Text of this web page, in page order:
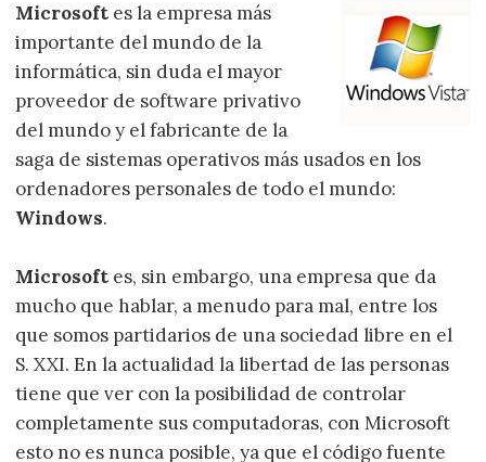
Microsoft es la empresa más
importante del mundo de la
informática, sin duda el mayor
proveedor de software privativo
del mundo y el fabricante de la
saga de sistemas operativos más usados en los
ordenadores personales de todo el mundo:
Windows.
Microsoft es, sin embargo, una empresa que da
mucho que hablar, a menudo para mal, entre los
que somos partidarios de una sociedad libre en el
S. XXI. En la actualidad la libertad de las personas
tiene que ver con la posibilidad de controlar
completamente sus computadoras, con Microsoft
esto no es nunca posible, ya que el código fuente